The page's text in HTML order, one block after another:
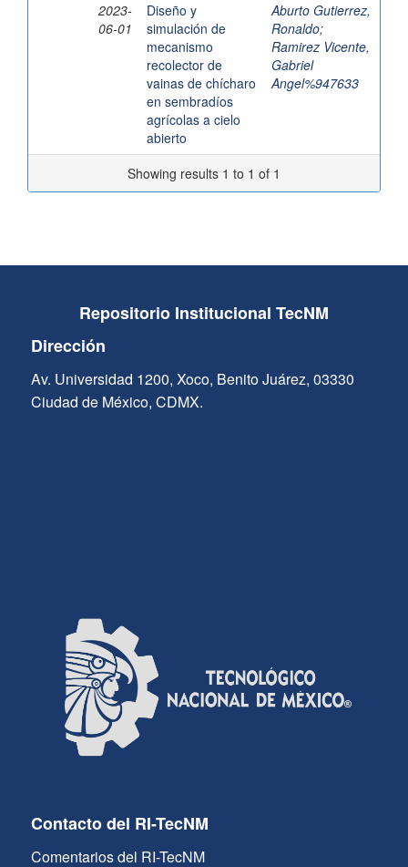
2023-
06-01
Diseño y
simulación de
mecanismo
recolector de
vainas de chícharo
en sembradíos
agrícolas a cielo
abierto
Aburto Gutierrez,
Ronaldo;
Ramirez Vicente,
Gabriel
Angel%947633
Showing results 1 to 1 of 1
Repositorio Institucional TecNM
Dirección
Av. Universidad 1200, Xoco, Benito Juárez, 03330
Ciudad de México, CDMX.
Contacto del RI-TecNM
Comentarios del RI-TecNM